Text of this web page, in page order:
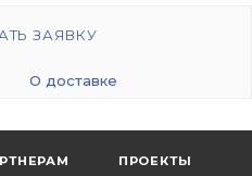
ЗАЯВКУ
О доставке
ПРОЕКТЫ